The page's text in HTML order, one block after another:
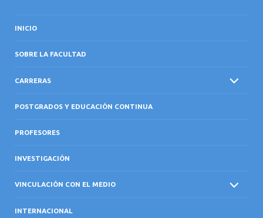
INICIO
SOBRE LA FACULTAD
CARRERAS
POSTGRADOS Y EDUCACIÓN CONTINUA
PROFESORES
INVESTIGACIÓN
VINCULACIÓN CON EL MEDIO
INTERNACIONAL